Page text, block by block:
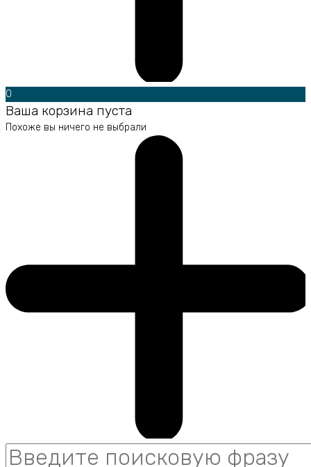
0
Ваша корзина пуста
Похоже вы ничего не выбрали
Search